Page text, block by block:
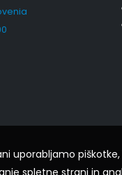
uporabljamo
spletne strani in